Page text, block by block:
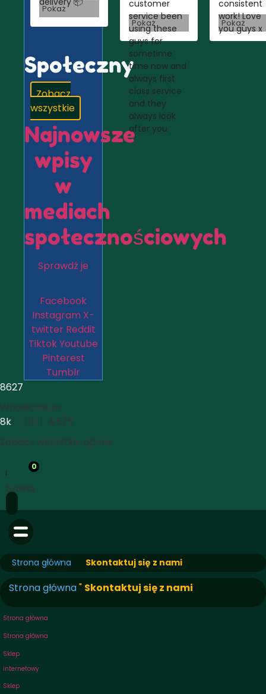
Pokaż
customer
service been
using these
guys for
sometime
time now and
always first
class service
and they
always look
after you
Pokaż
consistent
work! Love
you guys x
Pokaż
Społeczny
Zobacz
wszystkie
Najnowsze
wpisy
w
mediach
społecznościowych
Sprawdź je
Facebook
Instagram X-
twitter Reddit
TiktokYoutube
Pinterest
Tumblr
8627
Wholecelium
8k  4.5/5
Zobacz wszystkie opinie
0
Szukaj
Strona główna Skontaktuj się z nami
Strona główna" Skontaktuj się z nami
Strona główna
Strona główna
Sklep
internetowy
Sklep